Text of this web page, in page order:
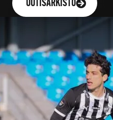
UUTISARKISTO